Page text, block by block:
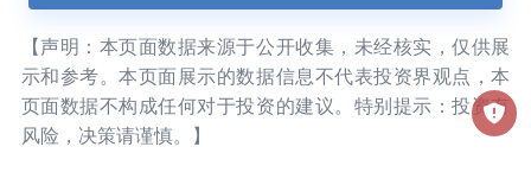
【声明：本页面数据来源于公开收集，未经核实，仅供展
示和参考。本页面展示的数据信息不代表投资界观点，本
页面数据不构成任何对于投资的建议。特别提示：投资有
风险，决策请谨慎。】